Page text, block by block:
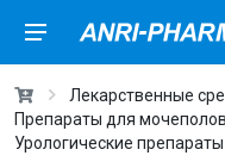
Лекарственные
Препараты для
Урологические препараты